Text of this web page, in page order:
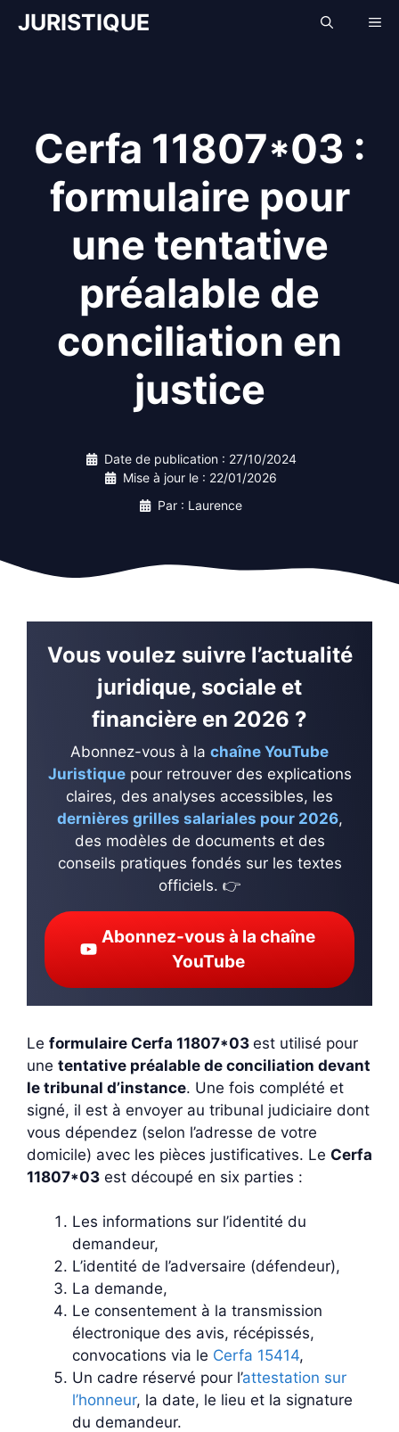
AllerJURISTIQUE
Cerfa 11807*03 :
formulaire pour
une tentative
préalable de
conciliation en
justice
Date de publication : 27/10/2024
Mise à jour le : 22/01/2026
Par : Laurence
Vous voulez suivre l’actualité
juridique, sociale et
financière en 2026 ?
Abonnez-vous à la chaîne YouTube
Juristiquepour retrouver des explications
claires, des analyses accessibles, les
dernières grilles salariales pour 2026,
des modèles de documents et des
conseils pratiques fondés sur les textes
officiels. 👉
Abonnez-vous à la chaîne
YouTube
Le formulaire Cerfa 11807*03 est utilisé pour
une tentative préalable de conciliation devant
le tribunal d’instance. Une fois complété et
signé, il est à envoyer au tribunal judiciaire dont
vous dépendez (selon l’adresse de votre
domicile) avec les pièces justificatives. Le Cerfa
11807*03 est découpé en six parties :
Les informations sur l’identité du
demandeur,
L’identité de l’adversaire (défendeur),
La demande,
Le consentement à la transmission
électronique des avis, récépissés,
convocations via le Cerfa 15414,
Un cadre réservé pour l’attestation sur
l’honneur, la date, le lieu et la signature
du demandeur.